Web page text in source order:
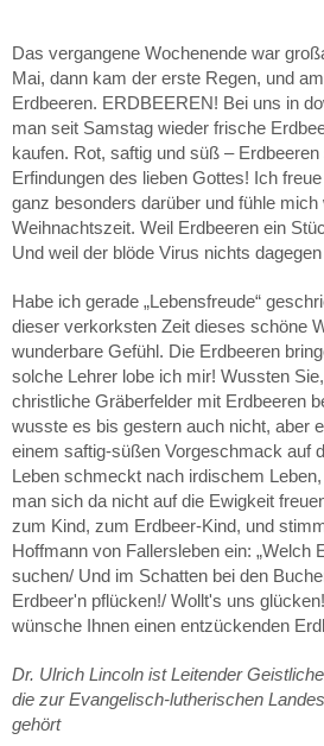
Das vergangene Wochenende war
Mai, dann kam der erste Regen, und
Erdbeeren. ERDBEEREN! Bei uns in
man seit Samstag wieder frische
kaufen. Rot, saftig und süß –
Erfindungen des lieben Gottes! Ich
ganz besonders darüber und fühle
Weihnachtszeit. Weil Erdbeeren ein
Und weil der blöde Virus nichts
Habe ich gerade „Lebensfreude“
dieser verkorksten Zeit dieses schöne
wunderbare Gefühl. Die Erdbeeren
solche Lehrer lobe ich mir! Wussten
christliche Gräberfelder mit Erdbeeren
wusste es bis gestern auch nicht, aber
einem saftig-süßen Vorgeschmack auf
Leben schmeckt nach irdischem
man sich da nicht auf die Ewigkeit
zum Kind, zum Erdbeer-Kind, und
Hoffmann von Fallersleben ein: „Welch
suchen/ Und im Schatten bei den
Erdbeer'n pflücken!/ Wollt's uns
wünsche Ihnen einen entzückenden
Dr. Ulrich Lincoln ist Leitender
die zur Evangelisch-lutherischen
gehört